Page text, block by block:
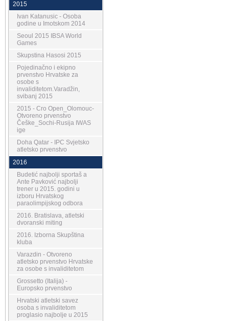
2015
Ivan Katanusic - Osoba
godine u Imotskom 2014
Seoul 2015 IBSA World
Games
Skupstina Hasosi 2015
Pojedinačno i ekipno
prvenstvo Hrvatske za
osobe s
invaliditetom.Varadžin,
svibanj 2015
2015 - Cro Open_Olomouc-
Otvoreno prvenstvo
Češke_Sochi-Rusija IWAS
ige
Doha Qatar - IPC Svjetsko
atletsko prvenstvo
2016
Budetić najbolji sportaš a
Ante Pavković najbolji
trener u 2015. godini u
izboru Hrvatskog
paraolimpijskog odbora
2016. Bratislava, atletski
dvoranski miting
2016. Izborna Skupština
kluba
Varazdin - Otvoreno
atletsko prvenstvo Hrvatske
za osobe s invaliditetom
Grossetto (Italija) -
Europsko prvenstvo
Hrvatski atletski savez
osoba s invaliditetom
proglasio najbolje u 2015